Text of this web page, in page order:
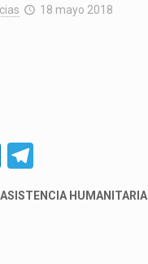
18 mayo 2018
LinkedIn
HUMANITARIA